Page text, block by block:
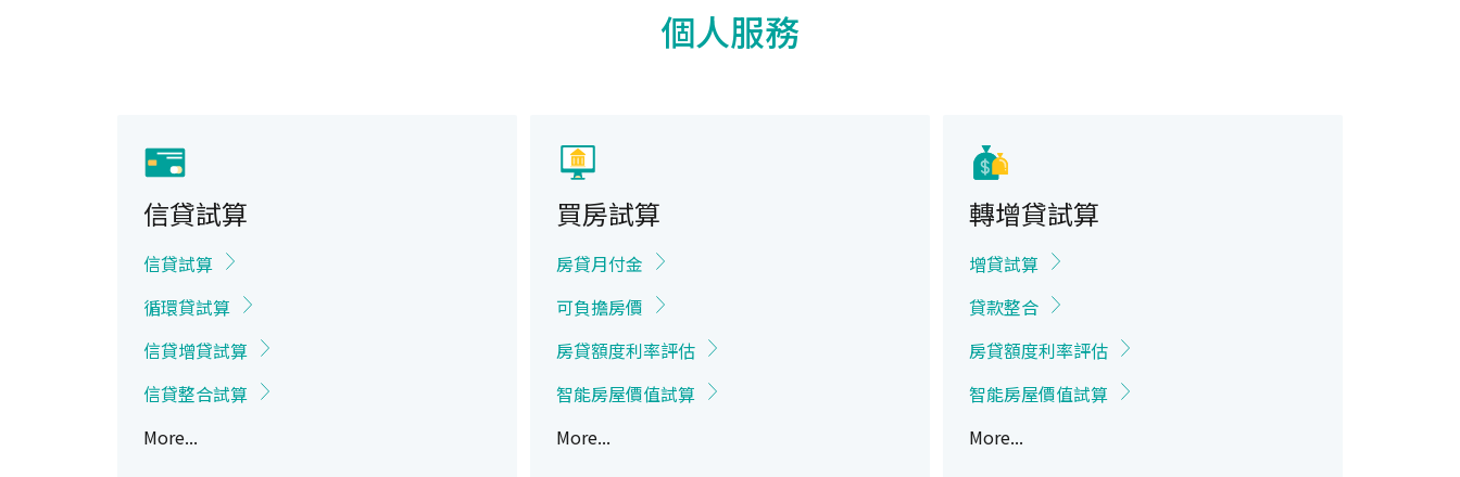
個人服務
信貸試算
信貸試算
循環貸試算
信貸增貸試算
信貸整合試算
More...
買房試算
房貸月付金
可負擔房價
房貸額度利率評估
智能房屋價值試算
More...
轉增貸試算
增貸試算
貸款整合
房貸額度利率評估
智能房屋價值試算
More...